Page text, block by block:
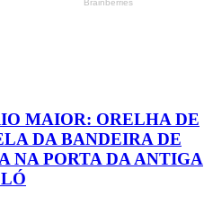
MAIOR: ORELHA DE
DA BANDEIRA DE
NA PORTA DA ANTIGA